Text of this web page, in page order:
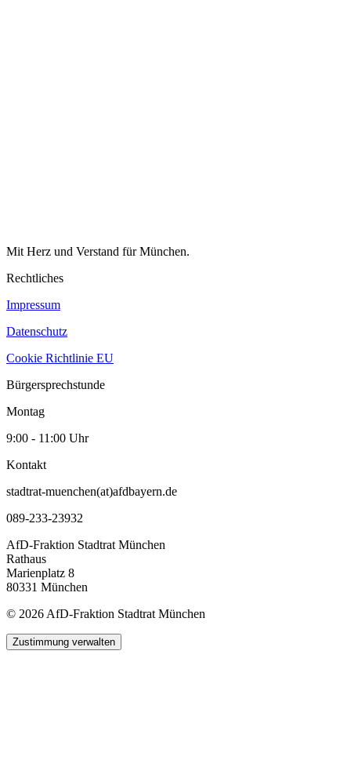
Mit Herz und Verstand für München.
Rechtliches
Impressum
Datenschutz
Cookie Richtlinie EU
Bürgersprechstunde
Montag
9:00 - 11:00 Uhr
Kontakt
stadtrat-muenchen(at)afdbayern.de
089-233-23932
AfD-Fraktion Stadtrat München
Rathaus
Marienplatz 8
80331 München
© 2026 AfD-Fraktion Stadtrat München
Zustimmung verwalten